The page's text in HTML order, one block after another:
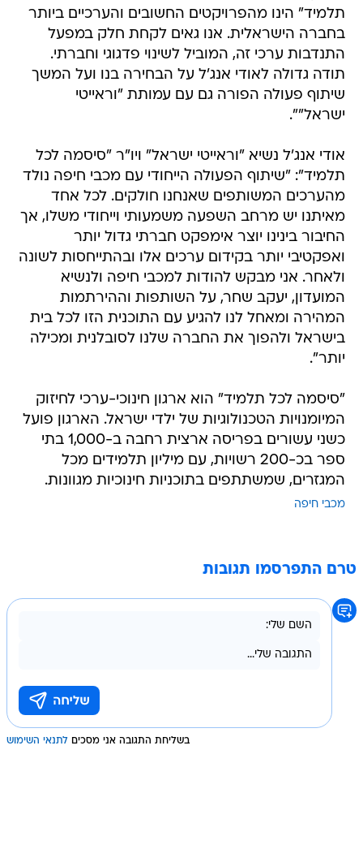
תלמיד" הינו מהפרויקטים החשובים והערכיים ביותר
בחברה הישראלית. אנו גאים לקחת חלק במפעל
התנדבות ערכי זה, המוביל לשינוי פדגוגי וחברתי.
תודה גדולה לאודי אנג'ל על הבחירה בנו ועל המשך
שיתוף פעולה הפורה גם עם עמותת "וראייטי
ישראל"".
אודי אנג'ל נשיא "וראייטי ישראל" ויו"ר "סיסמה לכל
תלמיד": "שיתוף הפעולה הייחודי עם מכבי חיפה נולד
מהערכים המשותפים שאנחנו חולקים. לכל אחד
מאיתנו יש מרחב השפעה משמעותי וייחודי משלו, אך
החיבור בינינו יוצר אימפקט חברתי גדול יותר
ואפקטיבי יותר בקידום ערכים אלו ובהתייחסות לשונה
ולאחר. אני מבקש להודות למכבי חיפה ולנשיא
המועדון, יעקב שחר, על השותפות וההירתמות
המהירה ומאחל לנו להגיע עם התוכנית הזו לכל בית
בישראל ולהפוך את החברה שלנו לסובלנית ומכילה
יותר".
"סיסמה לכל תלמיד" הוא ארגון חינוכי-ערכי לחיזוק
המיומנויות הטכנולוגיות של ילדי ישראל. הארגון פועל
כשני עשורים בפריסה ארצית רחבה ב-1,000 בתי
ספר בכ-200 רשויות, עם מיליון תלמידים מכל
המגזרים, שמשתתפים בתוכניות חינוכיות מגוונות.
מכבי חיפה
טרם התפרסמו תגובות
בשליחת התגובה אני מסכים לתנאי השימוש